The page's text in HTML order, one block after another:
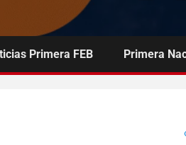
Primera FEB Primera